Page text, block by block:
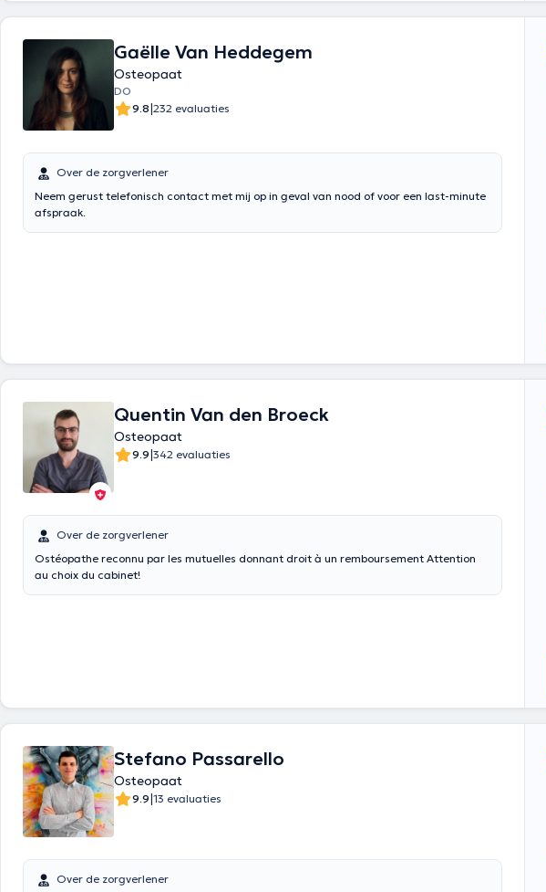
Gaëlle Van Heddegem
Osteopaat
DO
9.8|232 evaluaties
Over de zorgverlener
Neem gerust telefonisch contact met mij op in geval van nood of voor een last-minute
afspraak.
Quentin Van den Broeck
Osteopaat
9.9|342 evaluaties
Over de zorgverlener
Ostéopathe reconnu par les mutuelles donnant droit à un remboursement Attention
au choix du cabinet!
Stefano Passarello
Osteopaat
9.9|13 evaluaties
Over de zorgverlener